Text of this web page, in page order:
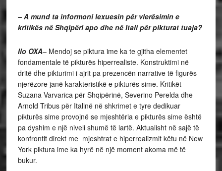
– A mund ta informoni lexuesin për vlerësimin e
kritikës në Shqipëri apo dhe në Itali për pikturat tuaja?
Ilo OXA– Mendoj se piktura ime ka te gjitha elementet
fondamentale të pikturës hiperrealiste. Konstruktimi në
dritë dhe pikturimi i ajrit pa prezencën narrative të figurës
njerëzore janë karakteristikë e pikturës sime. Kritikët
Suzana Varvarica për Shqipërinë, Severino Perelda dhe
Arnold Tribus për Italinë në shkrimet e tyre dedikuar
pikturës sime provojnë se mjeshtëria e pikturës sime është
pa dyshim e një niveli shumë të lartë. Aktualisht në sajë të
konfrontit direkt me mjeshtrat e hiperrealizmit këtu në New
York piktura ime ka hyrë në një moment akoma më të
bukur.